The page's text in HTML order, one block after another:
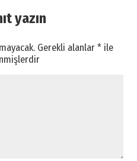
yazın
Gerekli alanlar* ile